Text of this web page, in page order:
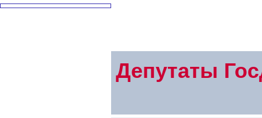
Депутаты